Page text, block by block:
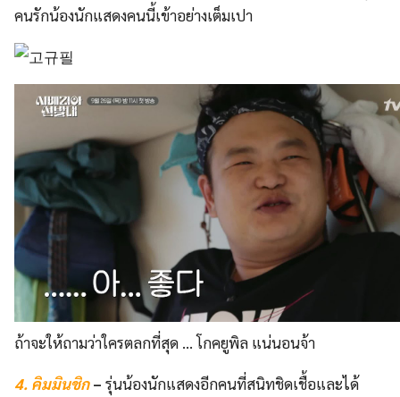
คนรักน้องนักแสดงคนนี้เข้าอย่างเต็มเปา
ถ้าจะให้ถามว่าใครตลกที่สุด … โกคยูพิล แน่นอนจ้า
4. คิมมินชิก– รุ่นน้องนักแสดงอีกคนที่สนิทชิดเชื้อและได้